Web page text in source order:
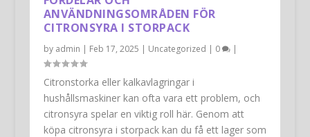
ANVÄNDNINGSOMRÅDEN FÖR
CITRONSYRA I STORPACK
by admin | Feb 17, 2025 | Uncategorized | 0 |
Citronstorka eller kalkavlagringar i
hushållsmaskiner kan ofta vara ett problem, och
citronsyra spelar en viktig roll här. Genom att
köpa citronsyra i storpack kan du få ett lager som